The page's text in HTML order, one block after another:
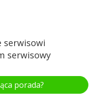
serwisowi
serwisowy
porada?